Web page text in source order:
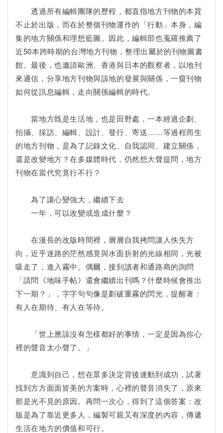
透過所有編輯團隊的歷程，都直指地方刊物的本質
不止於出版，而在於整個刊物運作的「行動」本身，編
集的地方關係和理想藍圖。因此，編輯部也蒐羅推薦了
近50本跨時期的台灣地方刊物，整理出屬於的刊物圖書
館。最後，也邀請歐洲、香港與日本的觀察者，以地刊
來通信，分享地方刊物與該地的發展與關係，一窺刊物
如何從訊息編輯，走向關係編輯的時代。
當地方既是生活地，也是田野處，一本經過企劃、
拍攝、採訪、編輯、設計、發行、寄送……等過程而生
的地方刊物，是為了記錄文化、自我認同、建立關係，
還是改變地方？在多媒體時代，仍然想大聲提問，地方
刊物在當代究竟行不行？
為了讓心變強大，繼續下去
一年，可以改變或造成什麼？
在漫長的改版時間裡，層層自我拷問讓人佚失方
向，近乎迷路的茫然感竟與水面折射的光線相同，光被
吸走了，進入霧中。偶爾，接到讀者和通路商的詢問
「請問《地味手帖》還會繼續出刊嗎？什麼時候會推出
下一期？」，字字句句像是劃破重霧的閃光，提醒著：
有人在期待、有人在等待。
「世上應該沒有怎樣都好的事情，一定是因為你心
裡的聲音太小聲了。」
意識到自己，想在眾多決定背後連動到成功，試著
找到方方面面皆美的方案時，心裡的聲音消失了，原來
那是光不見的原因。再問一次心，得到了這個答案：改
版是為了靠近更多人，編製可親又有深度的內容，傳遞
生活在地方的價值和可行。